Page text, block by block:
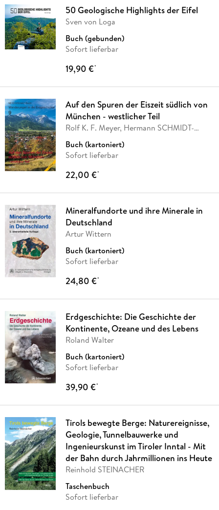
50 Geologische Highlights der Eifel
Sven von Loga
Buch (gebunden)
Sofort lieferbar
19,90 €*
Auf den Spuren der Eiszeit südlich von
München - westlicher Teil
Rolf K. F. Meyer, Hermann SCHMIDT-
Buch (kartoniert)
Sofort lieferbar
22,00 €*
Mineralfundorte und ihre Minerale in
Deutschland
Artur Wittern
Buch (kartoniert)
Sofort lieferbar
24,80 €*
Erdgeschichte: Die Geschichte der
Kontinente, Ozeane und des Lebens
Roland Walter
Buch (kartoniert)
Sofort lieferbar
39,90 €*
Tirols bewegte Berge: Naturereignisse,
Geologie, Tunnelbauwerke und
Ingenieurskunst im Tiroler Inntal - Mit
der Bahn durch Jahrmillionen ins Heute
Reinhold STEINACHER
Taschenbuch
Sofort lieferbar